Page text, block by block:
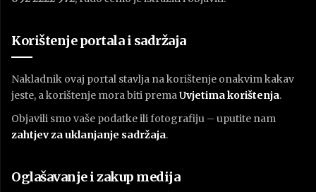
Korištenje portala i sadržaja
Nakladnik ovaj portal stavlja na korištenje onakvim kakav
jeste, a korištenje mora biti premaUvjetima korištenja.
Objavili smo vaše podatke ili fotografiju – uputite nam
zahtjev za uklanjanje sadržaja.
Oglašavanje i zakup medija